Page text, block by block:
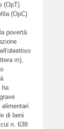
(OpT)
(OpC)
povertà
m),
ha
alimentari
di beni
n. 638